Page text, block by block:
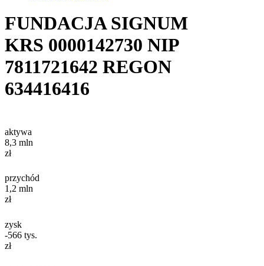
FUNDACJA SIGNUM
KRS 0000142730 NIP
7811721642 REGON
634416416
aktywa
8,3 mln
zł
przychód
1,2 mln
zł
zysk
-566 tys.
zł